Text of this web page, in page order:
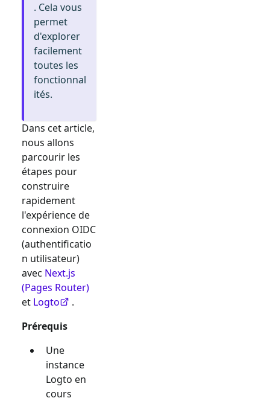
. Cela vous
permet
d'explorer
facilement
toutes les
fonctionnal
ités.
Dans cet article,
nous allons
parcourir les
étapes pour
construire
rapidement
l'expérience de
connexion OIDC
(authentificatio
n utilisateur)
avec Next.js
(Pages Router)
et Logto
.
Prérequis
Une
instance
Logto en
cours